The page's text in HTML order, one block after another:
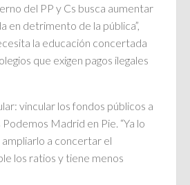
del PP y Cs busca aumentar
en detrimento de la pública”,
la educación concertada
que exigen pagos ilegales
vincular los fondos públicos a
Madrid en Pie. “Ya lo
ampliarlo a concertar el
los ratios y tiene menos